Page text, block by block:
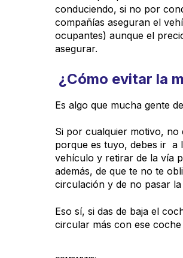
conduciendo, si no por
compañías aseguran el
ocupantes) aunque el
asegurar.
¿Cómo evitar la
Es algo que mucha gente
Si por cualquier motivo, no
porque es tuyo, debes ir a
vehículo y retirar de la vía
además, de que te no te
circulación y de no pasar
Eso sí, si das de baja el
circular más con ese